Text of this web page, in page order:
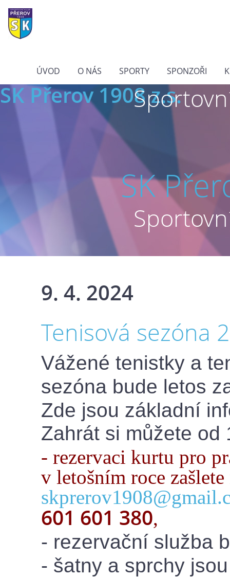
ÚVOD O NÁS SPORTY SPONZOŘI
SK Přerov 1908 z.s.
SK
9. 4. 2024
Tenisová sezóna
Vážené tenistky a
sezóna bude letos
Zde jsou základní
Zahrát si můžete od
- rezervaci kurtu pro
v letošním roce
601 601 380,
- rezervační služba
- šatny a sprchy